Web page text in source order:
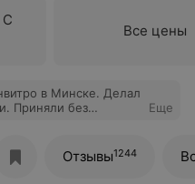
С
Все цены
в Минске. Делал
Приняли без
Еще
Отзывы1244